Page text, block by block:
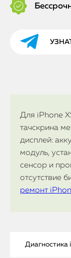
Для iPhone
тачскрина
дисплей:
модуль,
сенсор и
отсутствие
ремонт
Диагностика